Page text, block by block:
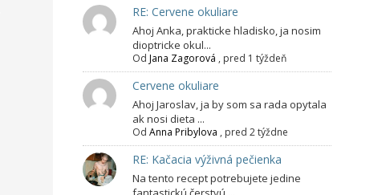
RE: Cervene okuliare
Ahoj Anka, prakticke hladisko, ja nosim
dioptricke okul...
Od Jana Zagorová , pred 1 týždeň
Cervene okuliare
Ahoj Jaroslav, ja by som sa rada opytala
ak nosi dieta ...
Od Anna Pribylova , pred 2 týždne
RE: Kačacia výživná pečienka
Na tento recept potrebujete jedine